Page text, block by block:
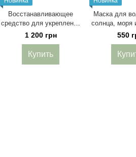
Восстанавливающее
средство для укрепления
и увлажнения волос
Mimare Mimaplex N3
1 200 грн
Купить
Маска для
солнца, моря
с UV-
Solar
550